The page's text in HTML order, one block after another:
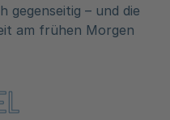
gegenseitig – und die
am frühen Morgen